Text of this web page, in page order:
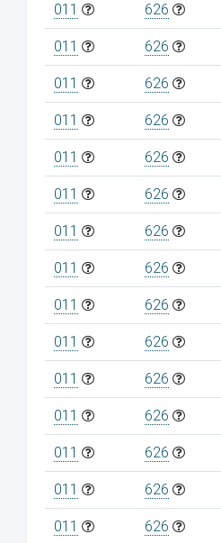
011 626
011 626
011 626
011 626
011 626
011 626
011 626
011 626
011 626
011 626
011 626
011 626
011 626
011 626
011 626